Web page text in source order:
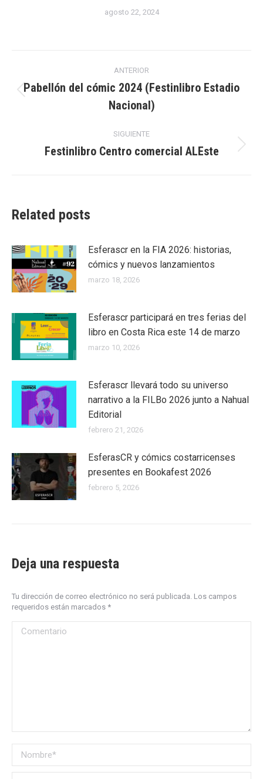
agosto 22, 2024
entre
publicaciones
ANTERIOR
Publicación
anterior:
Pabellón del cómic 2024 (Festinlibro Estadio
Nacional)
SIGUIENTE
Publicación
Festinlibro Centro comercial ALEste
Related posts
Esferascr en la FIA 2026: historias,
cómics y nuevos lanzamientos
marzo 18, 2026
Esferascr participará en tres ferias del
libro en Costa Rica este 14 de marzo
marzo 10, 2026
Esferascr llevará todo su universo
narrativo a la FILBo 2026 junto a Nahual
Editorial
febrero 21, 2026
EsferasCR y cómics costarricenses
presentes en Bookafest 2026
febrero 5, 2026
Deja una respuesta
Tu dirección de correo electrónico no será publicada. Los campos
requeridos están marcados *
Comentario
Nombre *